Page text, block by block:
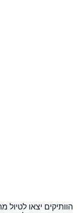
הוותיקים יצאו